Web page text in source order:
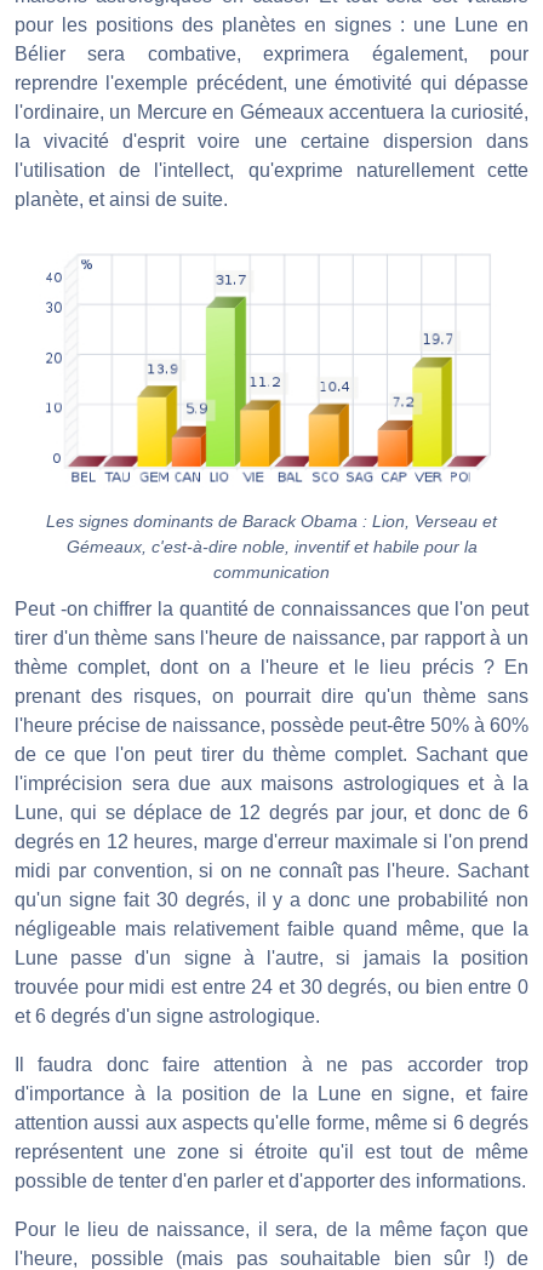
pour les positions des planètes en signes : une Lune en
Bélier sera combative, exprimera également, pour
reprendre l'exemple précédent, une émotivité qui dépasse
l'ordinaire, un Mercure en Gémeaux accentuera la curiosité,
la vivacité d'esprit voire une certaine dispersion dans
l'utilisation de l'intellect, qu'exprime naturellement cette
planète, et ainsi de suite.
Les signes dominants de Barack Obama : Lion, Verseau et
Gémeaux, c'est-à-dire noble, inventif et habile pour la
communication
Peut -on chiffrer la quantité de connaissances que l'on peut
tirer d'un thème sans l'heure de naissance, par rapport à un
thème complet, dont on a l'heure et le lieu précis ? En
prenant des risques, on pourrait dire qu'un thème sans
l'heure précise de naissance, possède peut-être 50% à 60%
de ce que l'on peut tirer du thème complet. Sachant que
l'imprécision sera due aux maisons astrologiques et à la
Lune, qui se déplace de 12 degrés par jour, et donc de 6
degrés en 12 heures, marge d'erreur maximale si l'on prend
midi par convention, si on ne connaît pas l'heure. Sachant
qu'un signe fait 30 degrés, il y a donc une probabilité non
négligeable mais relativement faible quand même, que la
Lune passe d'un signe à l'autre, si jamais la position
trouvée pour midi est entre 24 et 30 degrés, ou bien entre 0
et 6 degrés d'un signe astrologique.
Il faudra donc faire attention à ne pas accorder trop
d'importance à la position de la Lune en signe, et faire
attention aussi aux aspects qu'elle forme, même si 6 degrés
représentent une zone si étroite qu'il est tout de même
possible de tenter d'en parler et d'apporter des informations.
Pour le lieu de naissance, il sera, de la même façon que
l'heure, possible (mais pas souhaitable bien sûr !) de